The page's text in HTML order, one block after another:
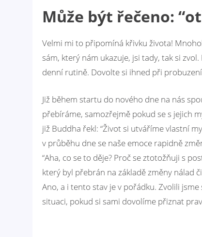
Může být řečeno:
Velmi mi to připomíná křivku života!
sám, který nám ukazuje, jsi tady, tak si
denní rutině. Dovolte si ihned při
Již během startu do nového dne na nás
přebíráme, samozřejmě pokud se s jejich
již Buddha řekl: “Život si utváříme vlastní
v průběhu dne se naše emoce rapidně
“Aha, co se to děje? Proč se ztotožňuji s
který byl přebrán na základě změny nálad
Ano, a i tento stav je v pořádku. Zvolili
situaci, pokud si sami dovolíme přiznat